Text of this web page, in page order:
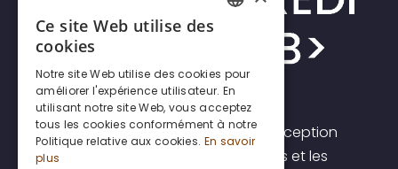
Incrediweb est une agence de conception
de sites web pour les indépendants et les
DUTCH
ENGLISH
Ce site Web utilise des
cookies
Notre site Web utilise des cookies pour
améliorer l'expérience utilisateur. En
utilisant notre site Web, vous acceptez
tous les cookies conformément à notre
Politique relative aux cookies. En savoir
plus